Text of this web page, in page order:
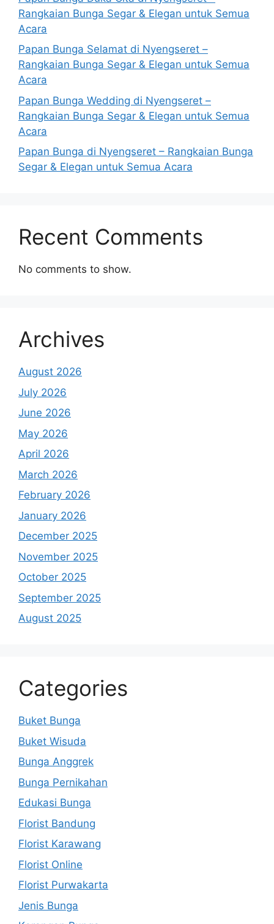
Rangkaian Bunga Segar & Elegan untuk Semua
Acara
Papan Bunga Selamat di Nyengseret –
Rangkaian Bunga Segar & Elegan untuk Semua
Acara
Papan Bunga Wedding di Nyengseret –
Rangkaian Bunga Segar & Elegan untuk Semua
Acara
Papan Bunga di Nyengseret – Rangkaian Bunga
Segar & Elegan untuk Semua Acara
Recent Comments
No comments to show.
Archives
August 2026
July 2026
June 2026
May 2026
April 2026
March 2026
February 2026
January 2026
December 2025
November 2025
October 2025
September 2025
August 2025
Categories
Buket Bunga
Buket Wisuda
Bunga Anggrek
Bunga Pernikahan
Edukasi Bunga
Florist Bandung
Florist Karawang
Florist Online
Florist Purwakarta
Jenis Bunga